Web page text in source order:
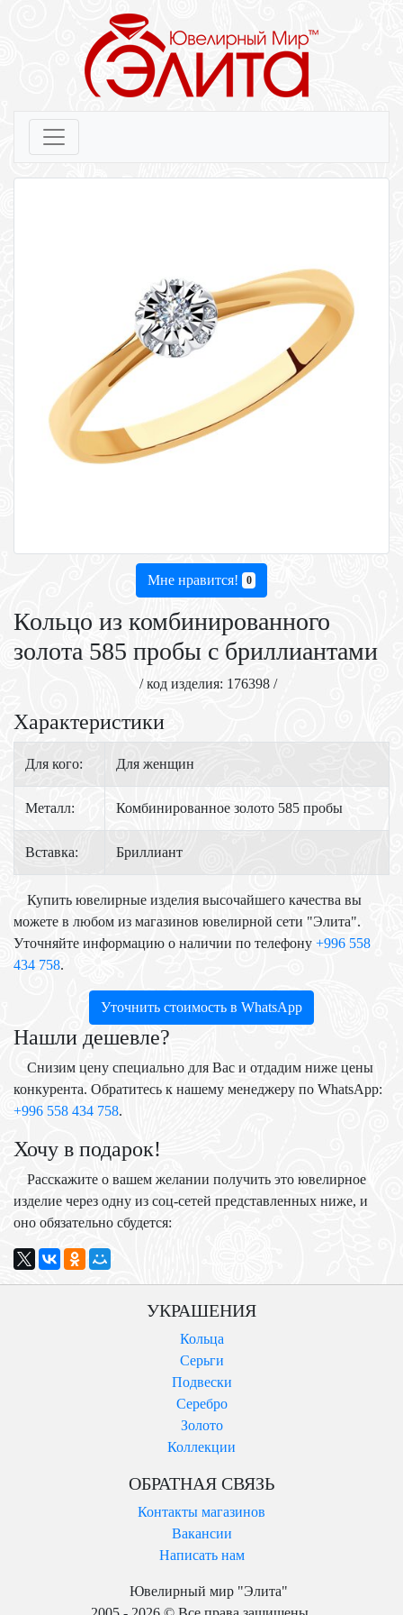
Мне нравится! 0
Кольцо из комбинированного
золота 585 пробы с бриллиантами
/ код изделия: 176398 /
Характеристики
Для кого: Для женщин
Металл: Комбинированное золото 585 пробы
Вставка: Бриллиант
Купить ювелирные изделия высочайшего качества вы
можете в любом из магазинов ювелирной сети "Элита".
Уточняйте информацию о наличии по телефону +996 558
434 758.
Уточнить стоимость в WhatsApp
Нашли дешевле?
Снизим цену специально для Вас и отдадим ниже цены
конкурента. Обратитесь к нашему менеджеру по WhatsApp:
+996 558 434 758.
Хочу в подарок!
Расскажите о вашем желании получить это ювелирное
изделие через одну из соц-сетей представленных ниже, и
оно обязательно сбудется:
УКРАШЕНИЯ
Кольца
Серьги
Подвески
Серебро
Золото
Коллекции
ОБРАТНАЯ СВЯЗЬ
Контакты магазинов
Вакансии
Написать нам
Ювелирный мир "Элита"